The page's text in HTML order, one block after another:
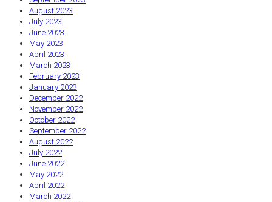
August 2023
July 2023
June 2023
May 2023
April 2023
March 2023
February 2023
January 2023
December 2022
November 2022
October 2022
September 2022
August 2022
July 2022
June 2022
May 2022
April 2022
March 2022